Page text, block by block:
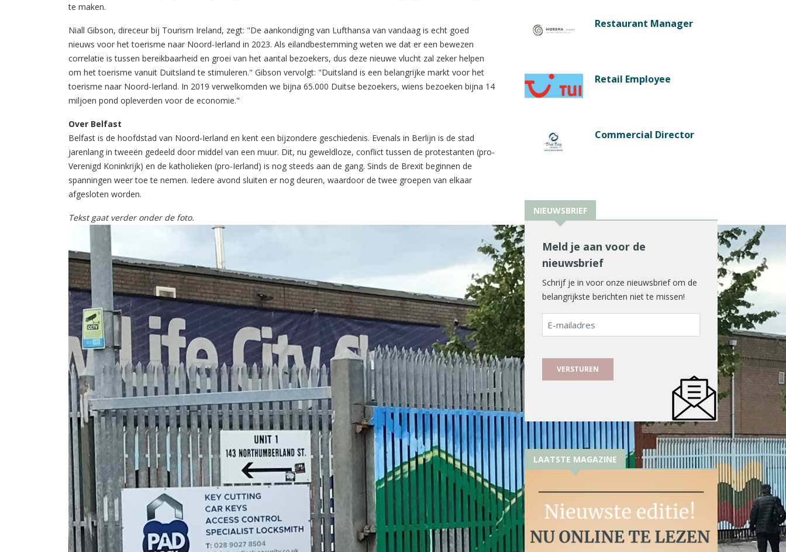
te maken.
Niall Gibson, direceur bij Tourism Ireland, zegt: "De aankondiging van Lufthansa van vandaag is echt goed
nieuws voor het toerisme naar Noord-Ierland in 2023. Als eilandbestemming weten we dat er een bewezen
correlatie is tussen bereikbaarheid en groei van het aantal bezoekers, dus deze nieuwe vlucht zal zeker helpen
om het toerisme vanuit Duitsland te stimuleren." Gibson vervolgt: "Duitsland is een belangrijke markt voor het
toerisme naar Noord-Ierland. In 2019 verwelkomden we bijna 65.000 Duitse bezoekers, wiens bezoeken bijna 14
miljoen pond opleverden voor de economie."
Over Belfast
Belfast is de hoofdstad van Noord-Ierland en kent een bijzondere geschiedenis. Evenals in Berlijn is de stad
jarenlang in tweeën gedeeld door middel van een muur. Dit, nu geweldloze, conflict tussen de protestanten (pro-
Verenigd Koninkrijk) en de katholieken (pro-Ierland) is nog steeds aan de gang. Sinds de Brexit beginnen de
spanningen weer toe te nemen. Iedere avond sluiten er nog deuren, waardoor de twee groepen van elkaar
afgesloten worden.
Tekst gaat verder onder de foto.
Restaurant Manager
Retail Employee
Commercial Director
NIEUWSBRIEF
Meld je aan voor de
nieuwsbrief
Schrijf je in voor onze nieuwsbrief om de
belangrijkste berichten niet te missen!
E-
mailadres
LAATSTE MAGAZINE